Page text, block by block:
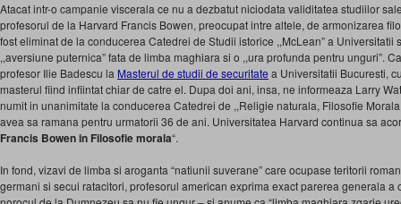
Atacat intr-o campanie viscerala ce nu a dezbatut niciodata validitatea studiilor
profesorul de la Harvard Francis Bowen, preocupat intre altele, de armonizarea
fost eliminat de la conducerea Catedrei de Studii istorice ,,McLean” a Universitatii
,,aversiune puternica” fata de limba maghiara si o ,,ura profunda pentru unguri”.
profesor Ilie Badescu la Masterul de studii de securitate a Universitatii Bucuresti,
masterul fiind infiintat chiar de catre el. Dupa doi ani, insa, ne informeaza Larry
numit in unanimitate la conducerea Catedrei de ,,Religie naturala, Filosofie
avea sa ramana pentru urmatorii 36 de ani. Universitatea Harvard continua sa
Francis Bowen in Filosofie morala“.
In fond, vizavi de limba si aroganta “natiunii suverane” care ocupase teritorii
germani si secui ratacitori, profesorul american exprima exact parerea generala a